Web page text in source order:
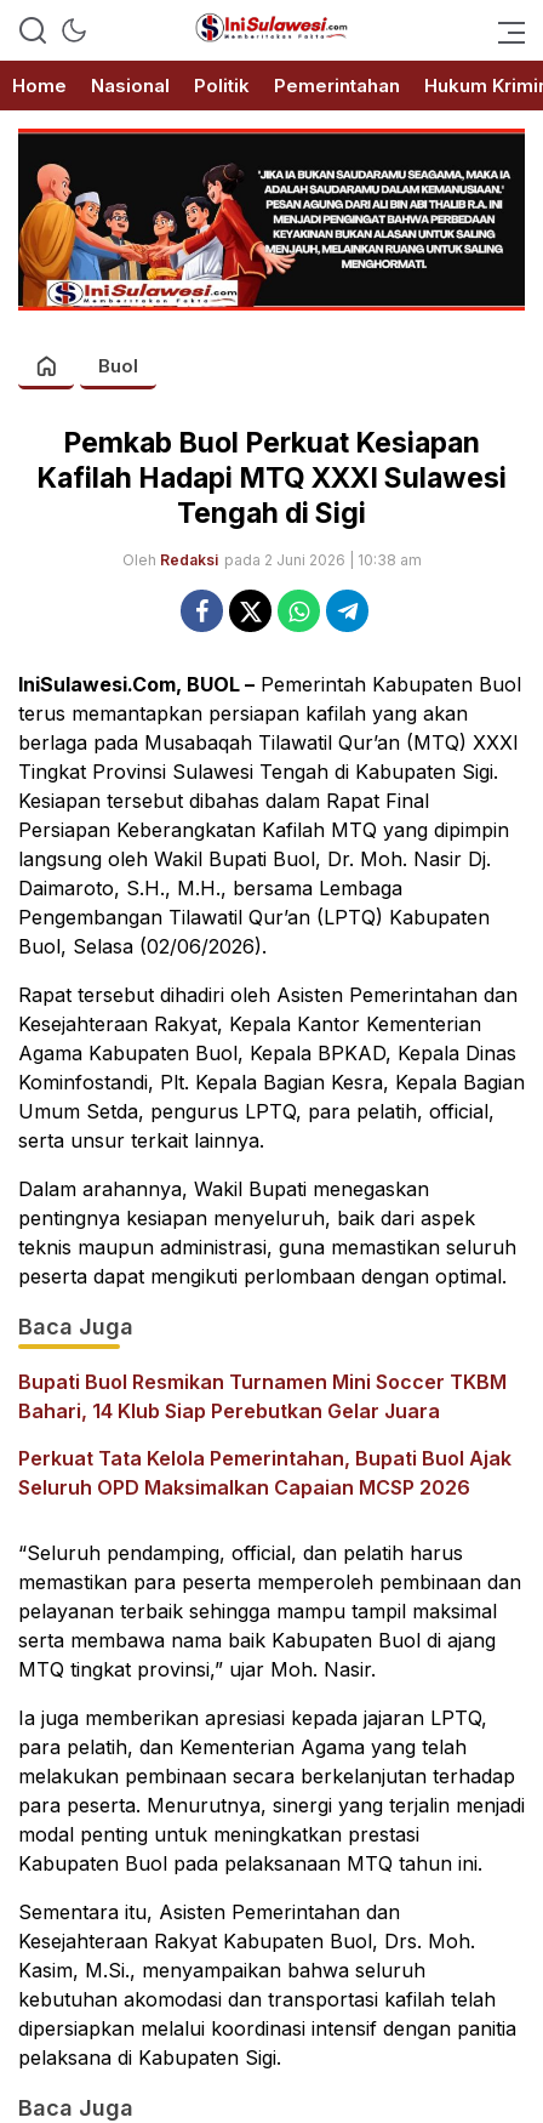
IniSulawesi.com
Memberitakan Fakta
Home
Nasional Politik Pemerintahan Hukum
Buol
Pemkab Buol Perkuat Kesiapan
Kafilah Hadapi MTQ XXXI Sulawesi
Tengah di Sigi
Oleh Redaksi pada 2 Juni 2026 | 10:38 am
IniSulawesi.Com, BUOL – Pemerintah Kabupaten Buol
terus memantapkan persiapan kafilah yang akan
berlaga pada Musabaqah Tilawatil Qur’an (MTQ) XXXI
Tingkat Provinsi Sulawesi Tengah di Kabupaten Sigi.
Kesiapan tersebut dibahas dalam Rapat Final
Persiapan Keberangkatan Kafilah MTQ yang dipimpin
langsung oleh Wakil Bupati Buol, Dr. Moh. Nasir Dj.
Daimaroto, S.H., M.H., bersama Lembaga
Pengembangan Tilawatil Qur’an (LPTQ) Kabupaten
Buol, Selasa (02/06/2026).
Rapat tersebut dihadiri oleh Asisten Pemerintahan dan
Kesejahteraan Rakyat, Kepala Kantor Kementerian
Agama Kabupaten Buol, Kepala BPKAD, Kepala Dinas
Kominfostandi, Plt. Kepala Bagian Kesra, Kepala Bagian
Umum Setda, pengurus LPTQ, para pelatih, official,
serta unsur terkait lainnya.
Dalam arahannya, Wakil Bupati menegaskan
pentingnya kesiapan menyeluruh, baik dari aspek
teknis maupun administrasi, guna memastikan seluruh
peserta dapat mengikuti perlombaan dengan optimal.
Baca Juga
Bupati Buol Resmikan Turnamen Mini Soccer TKBM
Bahari, 14 Klub Siap Perebutkan Gelar Juara
Perkuat Tata Kelola Pemerintahan, Bupati Buol Ajak
Seluruh OPD Maksimalkan Capaian MCSP 2026
“Seluruh pendamping, official, dan pelatih harus
memastikan para peserta memperoleh pembinaan dan
pelayanan terbaik sehingga mampu tampil maksimal
serta membawa nama baik Kabupaten Buol di ajang
MTQ tingkat provinsi,” ujar Moh. Nasir.
Ia juga memberikan apresiasi kepada jajaran LPTQ,
para pelatih, dan Kementerian Agama yang telah
melakukan pembinaan secara berkelanjutan terhadap
para peserta. Menurutnya, sinergi yang terjalin menjadi
modal penting untuk meningkatkan prestasi
Kabupaten Buol pada pelaksanaan MTQ tahun ini.
Sementara itu, Asisten Pemerintahan dan
Kesejahteraan Rakyat Kabupaten Buol, Drs. Moh.
Kasim, M.Si., menyampaikan bahwa seluruh
kebutuhan akomodasi dan transportasi kafilah telah
dipersiapkan melalui koordinasi intensif dengan panitia
pelaksana di Kabupaten Sigi.
Baca Juga